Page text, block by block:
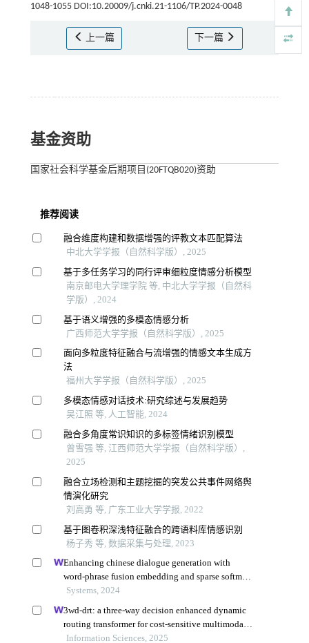
1048-1055 DOI:10.20009/j.cnki.21-1106/TP.2024-0048
上一篇 下一篇
基金资助
国家社会科学基金后期项目(20FTQB020)资助